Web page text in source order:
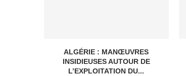
ALGÉRIE : MANŒUVRES
INSIDIEUSES AUTOUR DE
L’EXPLOITATION DU...